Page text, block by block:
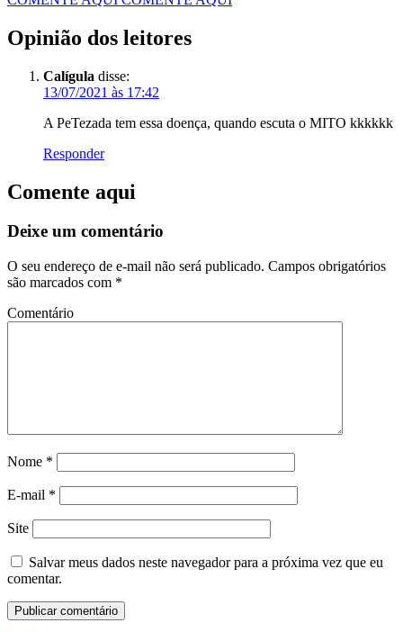
Opinião dos leitores
Calígula disse:
13/07/2021 às 17:42
A PeTezada tem essa doença, quando escuta o MITO kkkkkk
Responder
Comente aqui
Deixe um comentário
O seu endereço de e-mail não será publicado. Campos obrigatórios
são marcados com *
Comentário
Nome *
E-mail *
Site
Salvar meus dados neste navegador para a próxima vez que eu
comentar.